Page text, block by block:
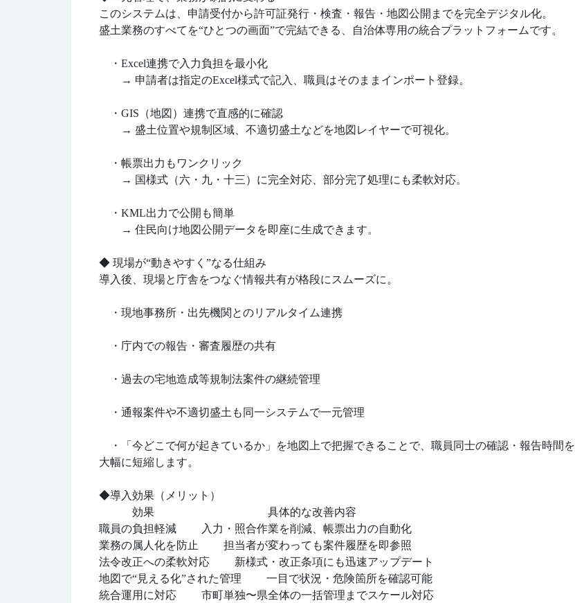
このシステムは、申請受付から許可証発行・検査・報告・地図公開までを完全デジタル化。
盛土業務のすべてを“ひとつの画面”で完結できる、自治体専用の統合プラットフォームです。
・Excel連携で入力負担を最小化
→ 申請者は指定のExcel様式で記入、職員はそのままインポート登録。
・GIS（地図）連携で直感的に確認
→ 盛土位置や規制区域、不適切盛土などを地図レイヤーで可視化。
・帳票出力もワンクリック
→ 国様式（六・九・十三）に完全対応、部分完了処理にも柔軟対応。
・KML出力で公開も簡単
→ 住民向け地図公開データを即座に生成できます。
◆ 現場が“動きやすく”なる仕組み
導入後、現場と庁舎をつなぐ情報共有が格段にスムーズに。
・現地事務所・出先機関とのリアルタイム連携
・庁内での報告・審査履歴の共有
・過去の宅地造成等規制法案件の継続管理
・通報案件や不適切盛土も同一システムで一元管理
・「今どこで何が起きているか」を地図上で把握できることで、職員同士の確認・報告時間を
大幅に短縮します。
◆導入効果（メリット）
効果 具体的な改善内容
職員の負担軽減 入力・照合作業を削減、帳票出力の自動化
業務の属人化を防止 担当者が変わっても案件履歴を即参照
法令改正への柔軟対応 新様式・改正条項にも迅速アップデート
地図で“見える化”された管理 一目で状況・危険箇所を確認可能
統合運用に対応 市町単独〜県全体の一括管理までスケール対応